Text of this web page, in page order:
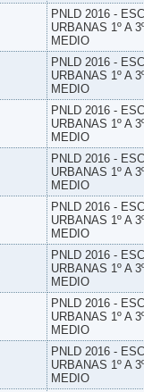
PNLD 2016 -
URBANAS 1º A
MEDIO
PNLD 2016 -
URBANAS 1º A
MEDIO
PNLD 2016 -
URBANAS 1º A
MEDIO
PNLD 2016 -
URBANAS 1º A
MEDIO
PNLD 2016 -
URBANAS 1º A
MEDIO
PNLD 2016 -
URBANAS 1º A
MEDIO
PNLD 2016 -
URBANAS 1º A
MEDIO
PNLD 2016 -
URBANAS 1º A
MEDIO